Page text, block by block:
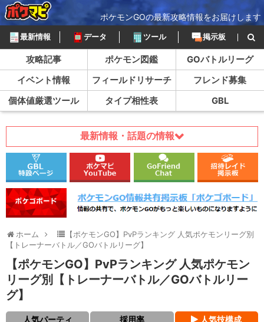
ポケモンGOの最新攻略情報をお届けします
最新情報 データ ツール 掲示板
攻略記事 ポケモン図鑑
GOバトルリーグ
イベント情報
フィールドリサーチ
フレンド募集
個体値厳選ツール
タイプ相性表 GBL
最新情報・話題の情報
ホーム
【ポケモンGO】PvPランキング 人気ポケモンリーグ別
【トレーナーバトル／GOバトルリーグ】
【ポケモンGO】PvPランキング 人気ポケモン
リーグ別【トレーナーバトル／GOバトルリー
グ】
人気パーティ 採用率 人気技構成